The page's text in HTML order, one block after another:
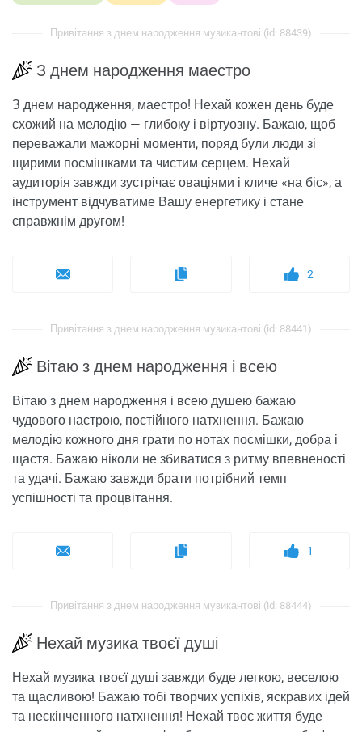
Привітання з днем ​​народження музикантові (id: 88439)
З днем ​​народження маестро
З днем ​​народження, маестро! Нехай кожен день буде
схожий на мелодію — глибоку і віртуозну. Бажаю, щоб
переважали мажорні моменти, поряд були люди зі
щирими посмішками та чистим серцем. Нехай
аудиторія завжди зустрічає оваціями і кличе «на біс», а
інструмент відчуватиме Вашу енергетику і стане
справжнім другом!
2
Привітання з днем ​​народження музикантові (id: 88441)
Вітаю з днем народження і всею
Вітаю з днем народження і всею душею бажаю
чудового настрою, постійного натхнення. Бажаю
мелодію кожного дня грати по нотах посмішки, добра і
щастя. Бажаю ніколи не збиватися з ритму впевненості
та удачі. Бажаю завжди брати потрібний темп
успішності та процвітання.
1
Привітання з днем ​​народження музикантові (id: 88444)
Нехай музика твоєї душі
Нехай музика твоєї душі завжди буде легкою, веселою
та щасливою! Бажаю тобі творчих успіхів, яскравих ідей
та нескінченного натхнення! Нехай твоє життя буде